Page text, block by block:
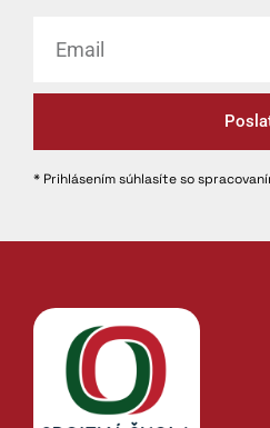
* Prihlásením súhlasíte so